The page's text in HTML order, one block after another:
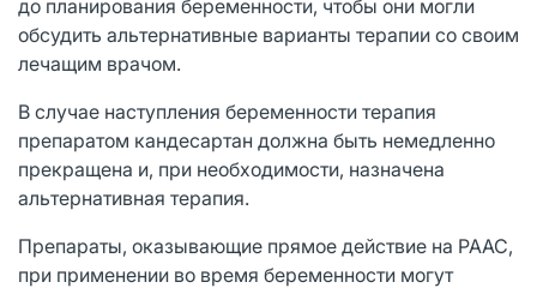
до планирования беременности, чтобы они могли
обсудить альтернативные варианты терапии со своим
лечащим врачом.
В случае наступления беременности терапия
препаратом кандесартан должна быть немедленно
прекращена и, при необходимости, назначена
альтернативная терапия.
Препараты, оказывающие прямое действие на РААС,
при применении во время беременности могут